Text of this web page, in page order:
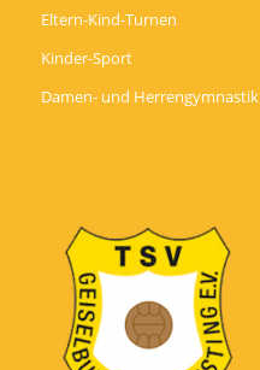
Eltern-Kind-Turnen
Kinder-Sport
Damen- und Herrengymnastik